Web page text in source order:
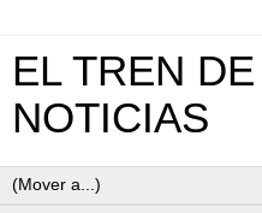
EL TREN
NOTICIAS